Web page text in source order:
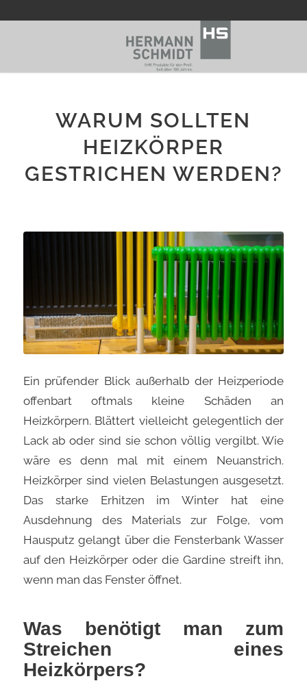
WARUM SOLLTEN
HEIZKÖRPER
GESTRICHEN WERDEN?
Ein prüfender Blick außerhalb der Heizperiode
offenbart oftmals kleine Schäden an
Heizkörpern. Blättert vielleicht gelegentlich der
Lack ab oder sind sie schon völlig vergilbt. Wie
wäre es denn mal mit einem Neuanstrich.
Heizkörper sind vielen Belastungen ausgesetzt.
Das starke Erhitzen im Winter hat eine
Ausdehnung des Materials zur Folge, vom
Hausputz gelangt über die Fensterbank Wasser
auf den Heizkörper oder die Gardine streift ihn,
wenn man das Fenster öffnet.
Was benötigt man zum
Streichen eines
Heizkörpers?